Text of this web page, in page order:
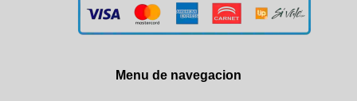
Menu de navegacion